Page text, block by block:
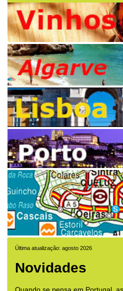
Última atualização: agosto 2026
Novidades